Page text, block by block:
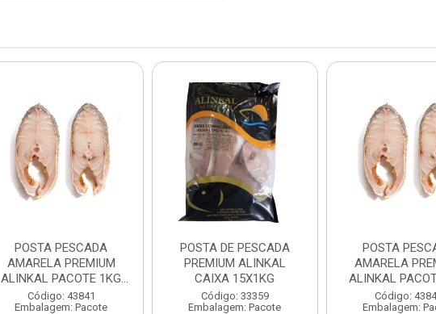
POSTA PESCADA
AMARELA PREMIUM
ALINKAL PACOTE 1KG
CX15KG
Código: 43841
Embalagem: Pacote
POSTA DE PESCADA
PREMIUM ALINKAL
CAIXA 15X1KG
Código: 33359
Embalagem: Pacote
POSTA
AMARELA
ALINKAL
CX15KG
Código:
Embalagem: